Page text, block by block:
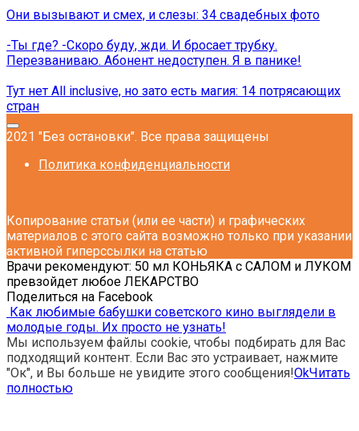
Они вызывают и смех, и слезы: 34 свадебных фото
-Ты где? -Скоро буду, жди. И бросает трубку.
Перезваниваю. Абонент недоступен. Я в панике!
Тут нет All inclusive, но зато есть магия: 14 потрясающих
стран
2021 "Без остановки". Все права защищены
Политика конфиденциальности
Копирование статьи (или ее части) и графических
материалов с этого сайта возможно только при указании
активной гиперссылки на статью
Врачи рекомендуют: 50 мл КОНЬЯКА с САЛОМ и ЛУКОМ
превзойдет любое ЛЕКАРСТВО
Поделиться на Facebook
Как любимые бабушки советского кино выглядели в
молодые годы. Их просто не узнать!
Мы используем файлы cookie, чтобы подбирать для Вас
подходящий контент. Если Вас это устраивает, нажмите
"Ок", и Вы больше не увидите этого сообщения!OkЧитать
полностью